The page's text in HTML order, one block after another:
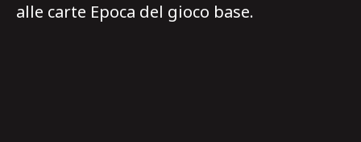
alle carte Epoca del gioco base.